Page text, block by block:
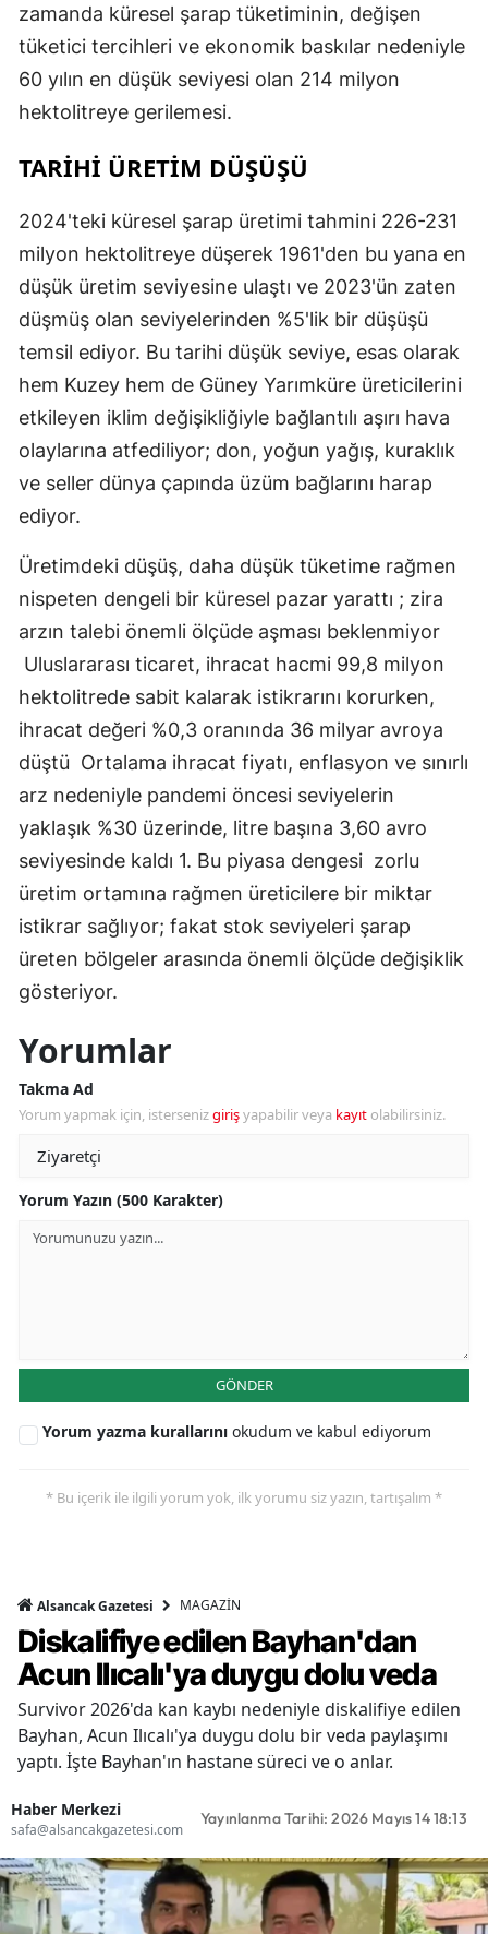
zamanda küresel şarap tüketiminin, değişen
tüketici tercihleri ​​ve ekonomik baskılar nedeniyle
60 yılın en düşük seviyesi olan 214 milyon
hektolitreye gerilemesi.
TARIHI ÜRETIM DÜŞÜŞÜ
2024'teki küresel şarap üretimi tahmini 226-231
milyon hektolitreye düşerek 1961'den bu yana en
düşük üretim seviyesine ulaştı ve 2023'ün zaten
düşmüş olan seviyelerinden %5'lik bir düşüşü
temsil ediyor. Bu tarihi düşük seviye, esas olarak
hem Kuzey hem de Güney Yarımküre üreticilerini
etkileyen iklim değişikliğiyle bağlantılı aşırı hava
olaylarına atfediliyor; don, yoğun yağış, kuraklık
ve seller dünya çapında üzüm bağlarını harap
ediyor.
Üretimdeki düşüş, daha düşük tüketime rağmen
nispeten dengeli bir küresel pazar yarattı ; zira
arzın talebi önemli ölçüde aşması beklenmiyor
Uluslararası ticaret, ihracat hacmi 99,8 milyon
hektolitrede sabit kalarak istikrarını korurken,
ihracat değeri %0,3 oranında 36 milyar avroya
düştü Ortalama ihracat fiyatı, enflasyon ve sınırlı
arz nedeniyle pandemi öncesi seviyelerin
yaklaşık %30 üzerinde, litre başına 3,60 avro
seviyesinde kaldı 1. Bu piyasa dengesi zorlu
üretim ortamına rağmen üreticilere bir miktar
istikrar sağlıyor; fakat stok seviyeleri şarap
üreten bölgeler arasında önemli ölçüde değişiklik
gösteriyor.
Yorumlar
Takma Ad
Yorum yapmak için, istersenizgirişyapabilir veya kayıt olabilirsiniz.
Yorum Yazın (500 Karakter)
GÖNDER
Yorum yazma kurallarını okudum ve kabul ediyorum
* Bu içerik ile ilgili yorum yok, ilk yorumu siz yazın, tartışalım *
Alsancak Gazetesi MAGAZİN
Diskalifiye edilen Bayhan'dan
Acun Ilıcalı'ya duygu dolu veda
Survivor 2026'da kan kaybı nedeniyle diskalifiye edilen
Bayhan, Acun Ilıcalı'ya duygu dolu bir veda paylaşımı
yaptı. İşte Bayhan'ın hastane süreci ve o anlar.
Haber Merkezi
safa@alsancakgazetesi.com
Yayınlanma Tarihi: 2026 Mayıs 14 18:13